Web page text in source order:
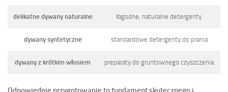
delikatne dywany naturalne łagodne, naturalne detergenty
dywany syntetyczne standardowe detergenty do prania
dywany z krótkim włosiem preparaty do gruntownego czyszczenia